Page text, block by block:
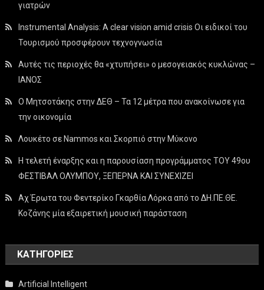
γιατρών
Instrumental Analysis: A clear vision amid crisis Οι ειδικοί του
Τουρισμού προσφέρουν τεχνογνωσία
Αυτές τις περιοχές θα «χτυπήσει» ο μεσογειακός κυκλώνας –
ΙΑΝΟΣ
Ο Μητσοτάκης στην ΔΕΘ – Τα 12 μέτρα που ανακοίνωσε για
την οικονομία
Λουκέτο σε Nammos και Σκορπιό στην Μύκονο
Η τελετή έναρξης και η παρουσίαση προγράμματος ΤΟΥ 49ου
ΦΕΣΤΙΒΑΛ ΟΛΥΜΠΟΥ, ΞΕΠΕΡΝΑ ΚΑΙ ΣΥΝΕΧΙΖΕΙ
Αχ Έρωτα του Φεντερίκο Γκαρθία Λόρκα από το ΔΗ.ΠΕ.ΘΕ.
Κοζάνης μία εξαιρετική μουσική παράσταση
KΑΤΗΓΟΡΊΕΣ
Artificial Intelligent